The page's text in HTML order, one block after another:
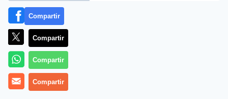
Compartir
Compartir
Compartir
Compartir